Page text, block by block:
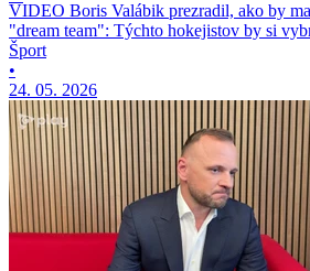
VIDEO Boris Valábik prezradil, ako by
"dream team": Týchto hokejistov by si
Šport
•
24. 05. 2026